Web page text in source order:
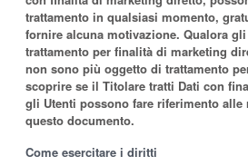
trattamento in qualsiasi momento,
fornire alcuna motivazione. Qualora
trattamento per finalità di marketing
non sono più oggetto di trattamento
scoprire se il Titolare tratti Dati con
gli Utenti possono fare riferimento
questo documento.
Come esercitare i diritti